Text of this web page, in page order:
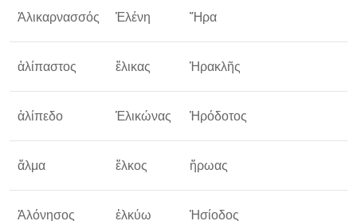
Ἁλικαρνασσός Ἑλένη Ἥρα
ἁλίπαστος ἕλικας Ἡρακλῆς
ἁλίπεδο Ἑλικώνας Ἡρόδοτος
ἅλμα ἕλκος ἥρωας
Ἁλόνησος ἑλκύω Ἡσίοδος